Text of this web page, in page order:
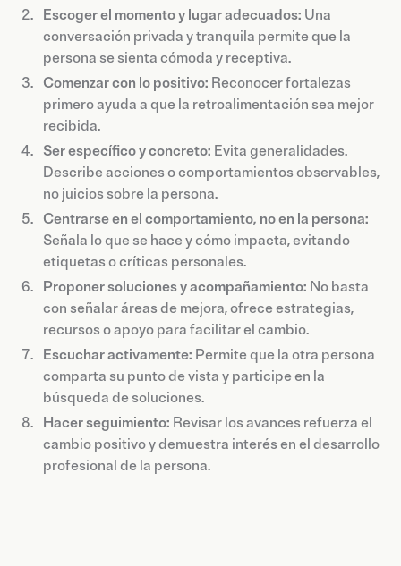
Escoger el momento y lugar adecuados: Una
conversación privada y tranquila permite que la
persona se sienta cómoda y receptiva.
Comenzar con lo positivo: Reconocer fortalezas
primero ayuda a que la retroalimentación sea mejor
recibida.
Ser específico y concreto: Evita generalidades.
Describe acciones o comportamientos observables,
no juicios sobre la persona.
Centrarse en el comportamiento, no en la persona:
Señala lo que se hace y cómo impacta, evitando
etiquetas o críticas personales.
Proponer soluciones y acompañamiento: No basta
con señalar áreas de mejora, ofrece estrategias,
recursos o apoyo para facilitar el cambio.
Escuchar activamente: Permite que la otra persona
comparta su punto de vista y participe en la
búsqueda de soluciones.
Hacer seguimiento: Revisar los avances refuerza el
cambio positivo y demuestra interés en el desarrollo
profesional de la persona.